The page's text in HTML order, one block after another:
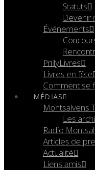
Statuts
Devenir
Événements
PrillyLivres
Livres en fête
Comment se
MÉDIAS
Montsalvens
Les
Radio
Articles de
Actualité
Liens amis